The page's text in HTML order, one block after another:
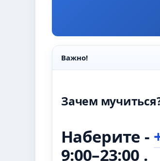
Важно!
Зачем
Наберите -
9:00–23:00 .